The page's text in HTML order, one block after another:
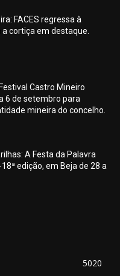
FACES regressa à
cortiça em destaque.
Castro Mineiro
6 de setembro para
mineira do concelho.
A Festa da Palavra
edição, em Beja de 28 a
5020